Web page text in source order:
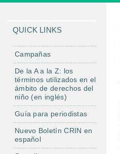
i
QUICK LINKS
Campañas
De la A a la Z: los
términos utilizados en el
ámbito de derechos del
niño (en inglés)
Guía para periodistas
Nuevo Boletín CRIN en
español